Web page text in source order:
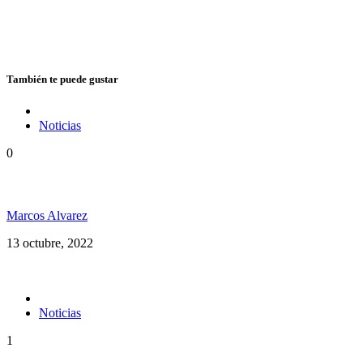
También te puede gustar
Noticias
0
Marcos Alvarez
13 octubre, 2022
Noticias
1